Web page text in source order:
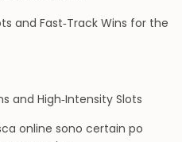
and Fast‑Track Wins for the
and High‑Intensity Slots
online sono certain po